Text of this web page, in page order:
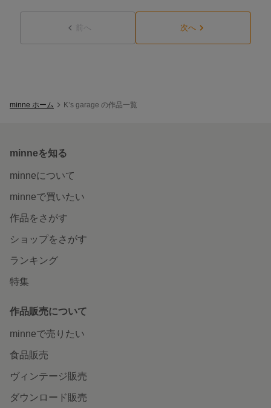
前へ 次へ
minne ホーム K’s garage の作品一覧
minneを知る
minneについて
minneで買いたい
作品をさがす
ショップをさがす
ランキング
特集
作品販売について
minneで売りたい
食品販売
ヴィンテージ販売
ダウンロード販売